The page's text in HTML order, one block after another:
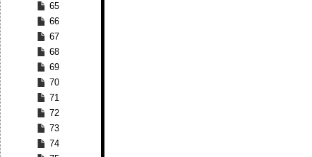
65
66
67
68
69
70
71
72
73
74